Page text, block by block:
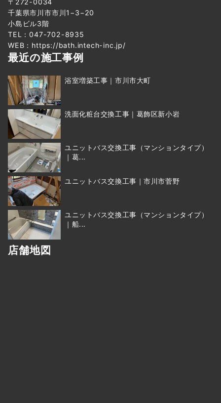
〒272-0034
千葉県市川市市川1−3−20
小島ビル3階
TEL：047-702-8935
WEB： https://bath.intech-inc.jp/
最近の施工事例
浴室増築工事｜市川市大町
洗面化粧台交換工事｜葛飾区新小岩
ユニットバス交換工事（マンションタイプ）
｜葛...
ユニットバス交換工事｜市川市菅野
ユニットバス交換工事（マンションタイプ）
｜船...
店舗地図